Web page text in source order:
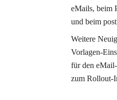
eMails, beim
und beim
Weitere
Vorlagen-
für den
zum Rollout-